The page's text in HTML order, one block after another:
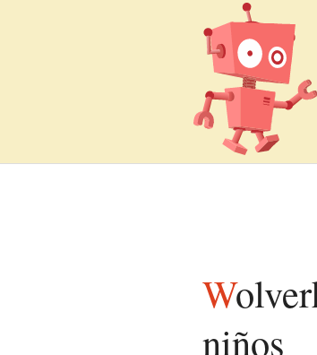
Wolverhampton Wanderers Football Club para
niños